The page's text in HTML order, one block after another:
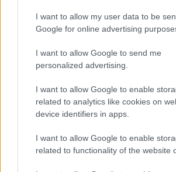
I want to allow my user data to be
Google for online advertising
I want to allow Google to send me
personalized advertising.
I want to allow Google to enable
related to analytics like cookies on
device identifiers in apps.
I want to allow Google to enable
related to functionality of the website
Από τη μεριά της ηHellenic
ότι ο οδηγός παραβίασε
διάβαση και μένει να